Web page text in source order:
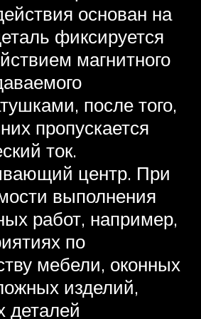
основан на
фиксируется
магнитного
после того,
пропускается
ток.
центр. При
выполнения
работ, например,
по
мебели, оконных
изделий,
деталей